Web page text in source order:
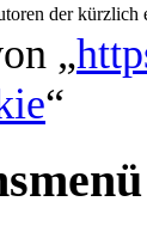
der kürzlich
„
“